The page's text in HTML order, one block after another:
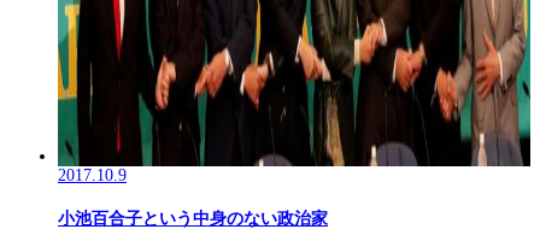
2017.10.9
小池百合子という中身のない政治家